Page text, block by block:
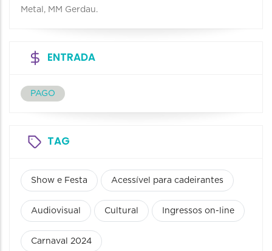
Metal, MM Gerdau.
ENTRADA
PAGO
TAG
Show e Festa Acessível para cadeirantes
Audiovisual Cultural Ingressos on-line
Carnaval 2024